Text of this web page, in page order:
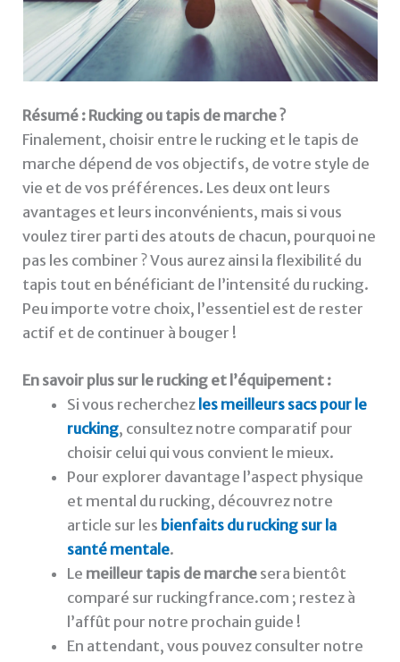
Résumé : Rucking ou tapis de marche ?
Finalement, choisir entre le rucking et le tapis de
marche dépend de vos objectifs, de votre style de
vie et de vos préférences. Les deux ont leurs
avantages et leurs inconvénients, mais si vous
voulez tirer parti des atouts de chacun, pourquoi ne
pas les combiner ? Vous aurez ainsi la flexibilité du
tapis tout en bénéficiant de l’intensité du rucking.
Peu importe votre choix, l’essentiel est de rester
actif et de continuer à bouger !
En savoir plus sur le rucking et l’équipement :
Si vous recherchez les meilleurs sacs pour le
rucking, consultez notre comparatif pour
choisir celui qui vous convient le mieux.
Pour explorer davantage l’aspect physique
et mental du rucking, découvrez notre
article sur les bienfaits du rucking sur la
santé mentale.
Le meilleur tapis de marchesera bientôt
comparé sur ruckingfrance.com ; restez à
l’affût pour notre prochain guide !
En attendant, vous pouvez consulter notre